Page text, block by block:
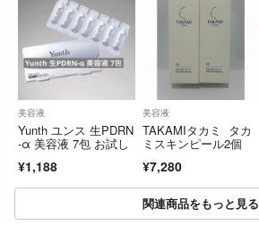
美容液
Yunth ユンス 生PDRN
-α 美容液 7包 お試し
¥1,188
美容液
TAKAMIタカミ タカ
ミスキンピール2個
¥7,280
関連商品をもっと見る